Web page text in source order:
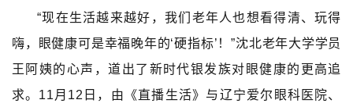
“现在生活越来越好，我们老年人也想看得清、玩得
嗨，眼健康可是幸福晚年的‘硬指标’！”沈北老年大学学员
王阿姨的心声，道出了新时代银发族对眼健康的更高追
求。11月12日，由《直播生活》与辽宁爱尔眼科医院、